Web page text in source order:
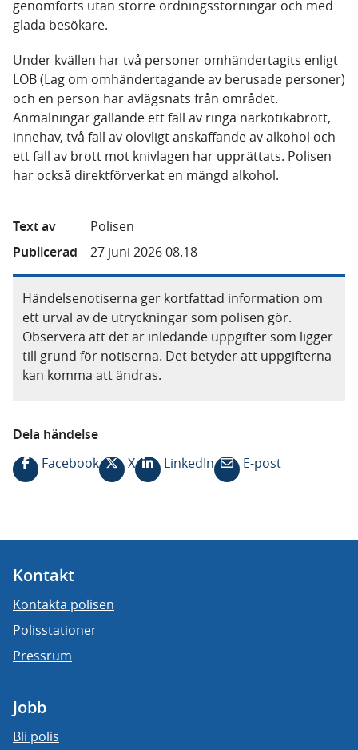
genomförts utan större ordningsstörningar och med
glada besökare.
Under kvällen har två personer omhändertagits enligt
LOB (Lag om omhändertagande av berusade personer)
och en person har avlägsnats från området.
Anmälningar gällande ett fall av ringa narkotikabrott,
innehav, två fall av olovligt anskaffande av alkohol och
ett fall av brott mot knivlagen har upprättats. Polisen
har också direktförverkat en mängd alkohol.
Text av
Polisen
Publicerad
27 juni 2026 08.18
Händelsenotiserna ger kortfattad information om
ett urval av de utryckningar som polisen gör.
Observera att det är inledande uppgifter som ligger
till grund för notiserna. Det betyder att uppgifterna
kan komma att ändras.
Dela händelse
Facebook
X LinkedIn E-post
Kontakt
Kontakta polisen
Polisstationer
Pressrum
Jobb
Bli polis